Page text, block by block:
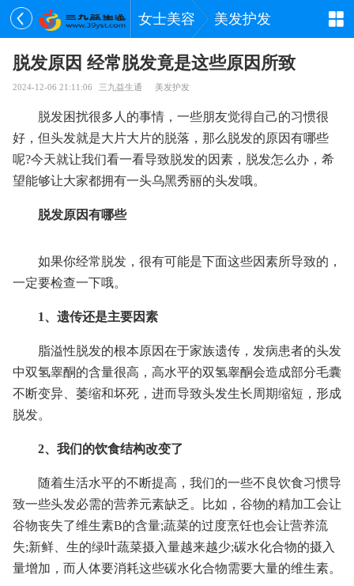
女士美容 美发护发
脱发原因 经常脱发竟是这些原因所致
2024-12-06 21:11:06 三九益生通 美发护发
脱发困扰很多人的事情，一些朋友觉得自己的习惯很
好，但头发就是大片大片的脱落，那么脱发的原因有哪些
呢?今天就让我们看一看导致脱发的因素，脱发怎么办，希
望能够让大家都拥有一头乌黑秀丽的头发哦。
脱发原因有哪些
如果你经常脱发，很有可能是下面这些因素所导致的，
一定要检查一下哦。
1、遗传还是主要因素
脂溢性脱发的根本原因在于家族遗传，发病患者的头发
中双氢睾酮的含量很高，高水平的双氢睾酮会造成部分毛囊
不断变异、萎缩和坏死，进而导致头发生长周期缩短，形成
脱发。
2、我们的饮食结构改变了
随着生活水平的不断提高，我们的一些不良饮食习惯导
致一些头发必需的营养元素缺乏。比如，谷物的精加工会让
谷物丧失了维生素B的含量;蔬菜的过度烹饪也会让营养流
失;新鲜、生的绿叶蔬菜摄入量越来越少;碳水化合物的摄入
量增加，而人体要消耗这些碳水化合物需要大量的维生素。